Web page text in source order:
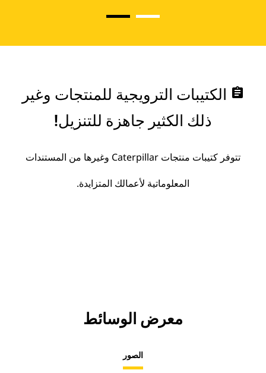
assignment الكتيبات الترويجية للمنتجات وغير
ذلك الكثير جاهزة للتنزيل!
تتوفر كتيبات منتجات Caterpillar وغيرها من المستندات
المعلوماتية لأعمالك المتزايدة.
معرض الوسائط
الصور